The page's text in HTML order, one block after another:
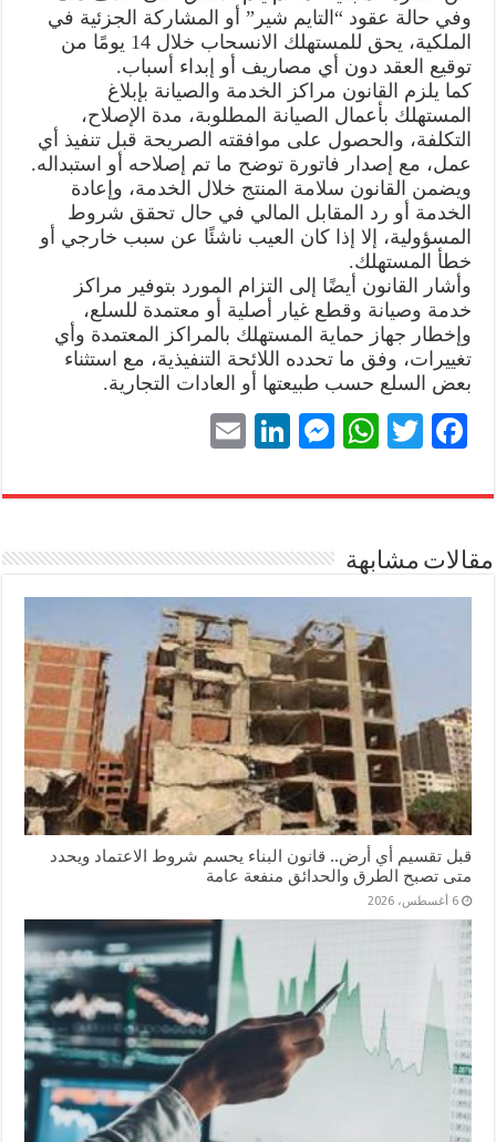
وفي حالة عقود “التايم شير” أو المشاركة الجزئية في
الملكية، يحق للمستهلك الانسحاب خلال 14 يومًا من
توقيع العقد دون أي مصاريف أو إبداء أسباب.
كما يلزم القانون مراكز الخدمة والصيانة بإبلاغ
المستهلك بأعمال الصيانة المطلوبة، مدة الإصلاح،
التكلفة، والحصول على موافقته الصريحة قبل تنفيذ أي
عمل، مع إصدار فاتورة توضح ما تم إصلاحه أو استبداله.
ويضمن القانون سلامة المنتج خلال الخدمة، وإعادة
الخدمة أو رد المقابل المالي في حال تحقق شروط
المسؤولية، إلا إذا كان العيب ناشئًا عن سبب خارجي أو
خطأ المستهلك.
وأشار القانون أيضًا إلى التزام المورد بتوفير مراكز
خدمة وصيانة وقطع غيار أصلية أو معتمدة للسلع،
وإخطار جهاز حماية المستهلك بالمراكز المعتمدة وأي
تغييرات، وفق ما تحدده اللائحة التنفيذية، مع استثناء
بعض السلع حسب طبيعتها أو العادات التجارية.
Fa
bo
T
tte
W
ts
pp
M
se
er
Li
ed
ail
مقالات مشابهة
قبل تقسيم أي أرض.. قانون البناء يحسم شروط الاعتماد ويحدد
متى تصبح الطرق والحدائق منفعة عامة
6 أغسطس، 2026